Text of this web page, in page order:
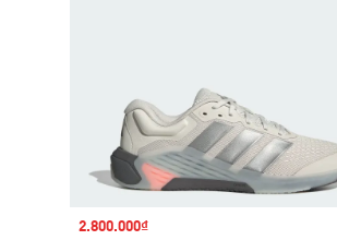
Sale price
2.800.000₫